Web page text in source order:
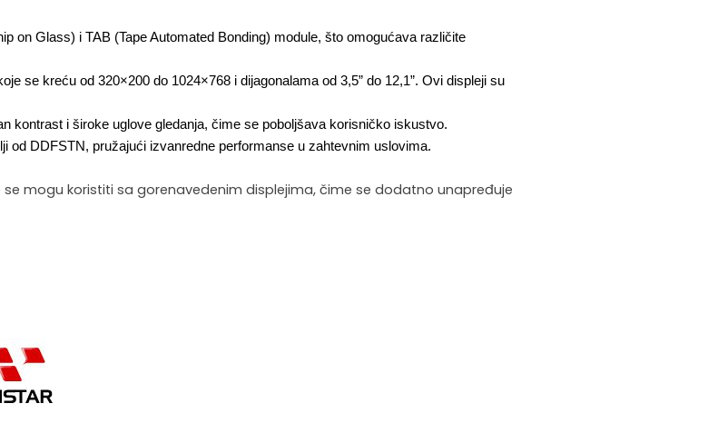
on Glass) i TAB (Tape Automated Bonding) module, što omogućava različite
se kreću od 320×200 do 1024×768 i dijagonalama od 3,5” do 12,1”. Ovi displeji su
kontrast i široke uglove gledanja, čime se poboljšava korisničko iskustvo.
od DDFSTN, pružajući izvanredne performanse u zahtevnim uslovima.
mogu koristiti sa gorenavedenim displejima, čime se dodatno unapređuje